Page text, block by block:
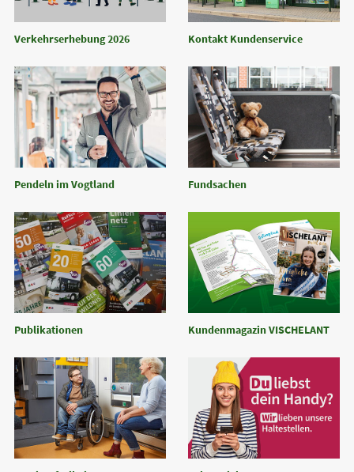
Verkehrserhebung 2026 Kontakt Kundenservice
Pendeln im Vogtland Fundsachen
Publikationen Kundenmagazin VISCHELANT